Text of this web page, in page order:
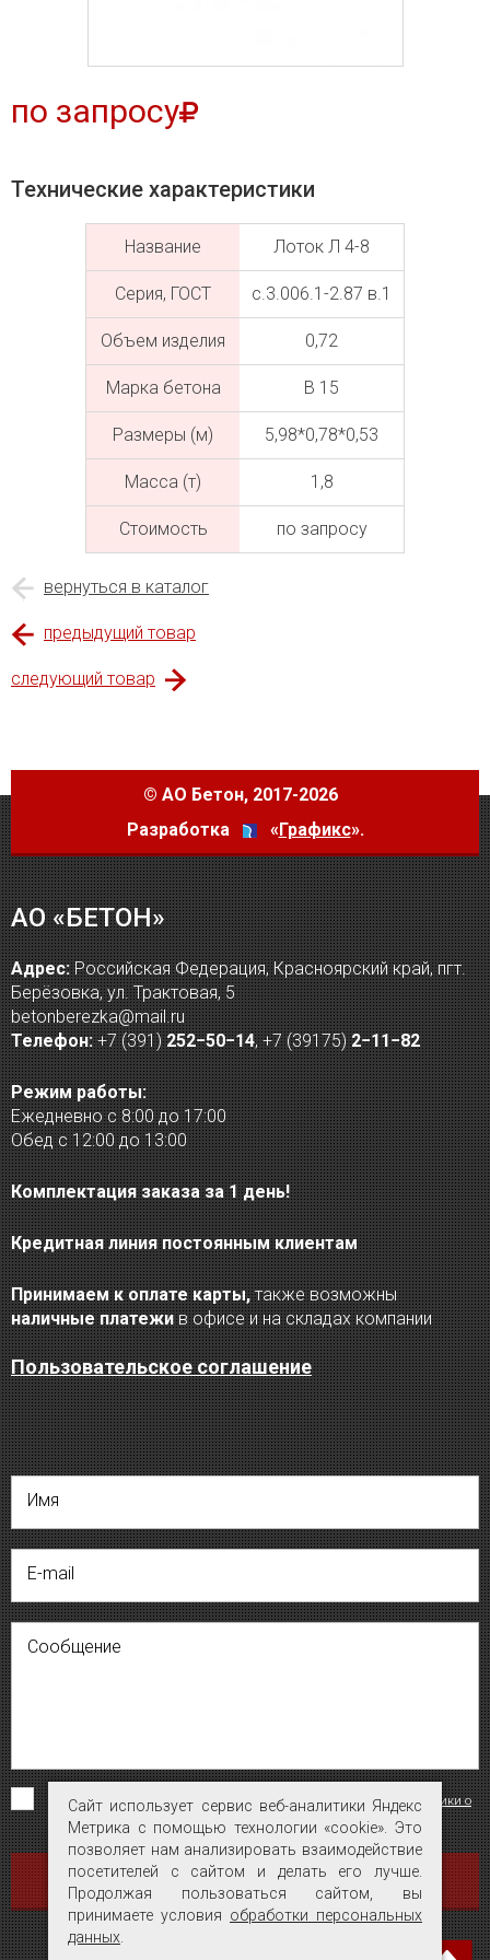
по запросу
Технические характеристики
Название Лоток Л 4-8
Серия, ГОСТ с.3.006.1-2.87 в.1
Объем изделия 0,72
Марка бетона В 15
Размеры (м) 5,98*0,78*0,53
Масса (т) 1,8
Cтоимость по запросу
вернуться в каталог
предыдущий товар
следующий товар
© АО Бетон, 2017-2026
Разработка
«Графикс».
АО «БЕТОН»
Адрес:Российская Федерация, Красноярский край, пгт.
Берёзовка, ул. Трактовая, 5
betonberezka@mail.ru
Телефон: +7 (391)252−50−14,+7 (39175)2−11−82
Режим работы:
Ежедневно с 8:00 до 17:00
Обед с 12:00 до 13:00
Комплектация заказа за 1 день!
Кредитная линия постоянным клиентам
Принимаем к оплате карты,также возможны
наличные платежив офисе и на складах компании
Пользовательское соглашение
Имя
E-mail
Сообщение
Я согласен на обработку персональных данных на условиях«Политики о
конфиденциальности персональных данных».
ОТПРАВИТЬ
Сайт использует сервис веб-аналитики Яндекс
Метрика с помощью технологии «cookie». Это
позволяет нам анализировать взаимодействие
посетителей с сайтом и делать его лучше.
Продолжая пользоваться сайтом, вы
принимаете условия обработки персональных
данных
Сайт использует сервис веб-аналитики Яндекс
Метрика с помощью технологии «cookie». Это
позволяет нам анализировать взаимодействие
посетителей с сайтом и делать его лучше.
Продолжая пользоваться сайтом, вы
принимаете условия обработки персональных
данных